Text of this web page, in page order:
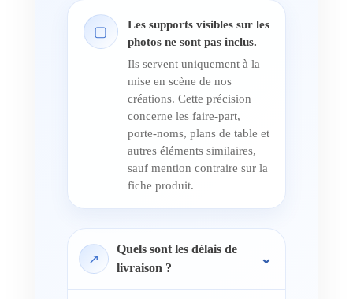
▢
Les supports visibles sur les
photos ne sont pas inclus.
Ils servent uniquement à la
mise en scène de nos
créations. Cette précision
concerne les faire-part,
porte-noms, plans de table et
autres éléments similaires,
sauf mention contraire sur la
fiche produit.
↗
Quels sont les délais de
livraison ?